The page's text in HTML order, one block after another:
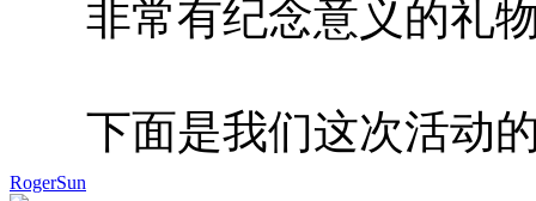
RogerSun
非常有纪念意义的礼
下面是我们这次活动